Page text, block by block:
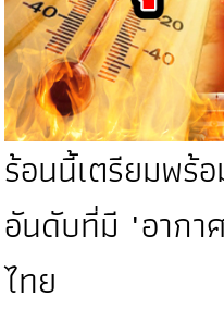
ร้อนนี้เตรียมพร้
อันดับที่มี "อากา
ไทย